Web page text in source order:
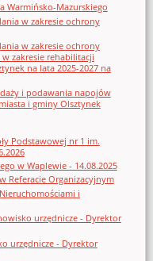
Warmińsko-Mazurskiego
w zakresie ochrony
w zakresie ochrony
zakresie rehabilitacji
na lata 2025-2027 na
i podawania napojów
i gminy Olsztynek
Podstawowej nr 1 im.
w Waplewie - 14.08.2025
Referacie Organizacyjnym
i
urzędnicze - Dyrektor
urzędnicze - Dyrektor